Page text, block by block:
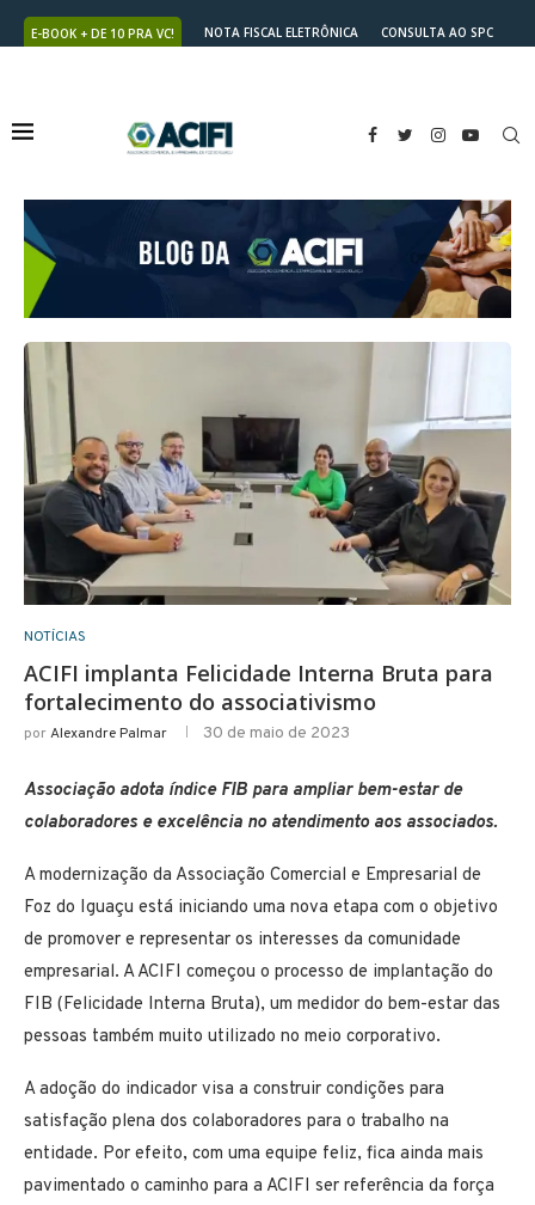
E-BOOK + DE 10 PRA VC! NOTA FISCAL ELETRÔNICA
CONSULTA AO SPC
NOTÍCIAS
ACIFI implanta Felicidade Interna Bruta para
fortalecimento do associativismo
porAlexandre Palmar 30 de maio de 2023
Associação adota índice FIB para ampliar bem-estar de
colaboradores e excelência no atendimento aos associados.
A modernização da Associação Comercial e Empresarial de
Foz do Iguaçu está iniciando uma nova etapa com o objetivo
de promover e representar os interesses da comunidade
empresarial. A ACIFI começou o processo de implantação do
FIB (Felicidade Interna Bruta), um medidor do bem-estar das
pessoas também muito utilizado no meio corporativo.
A adoção do indicador visa a construir condições para
satisfação plena dos colaboradores para o trabalho na
entidade. Por efeito, com uma equipe feliz, fica ainda mais
pavimentado o caminho para a ACIFI ser referência da força